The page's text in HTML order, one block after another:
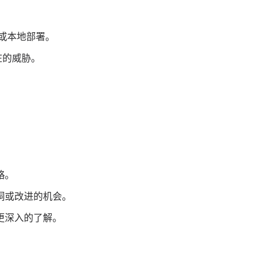
地部署。
威胁。
改进的机会。
入的了解。